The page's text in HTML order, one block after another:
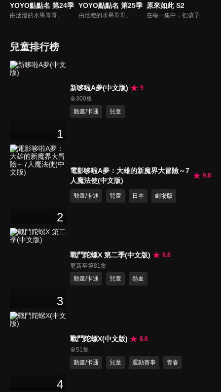
YOYO點點名 第24季
由活潑的水果哥哥、姐姐們所主持的特別節目，並且帶著小朋友一起唱唱跳跳，藉由自製兒歌和體適能專家強詩雲老師特別設計的肢體動作，來強化兒童律動與協調能力，並進而促進親子間的親密關係。
YOYO點點名 第25季
由活潑的水果哥哥、姐姐們所主持的特別節目，並且帶著小朋友一起唱唱跳跳，藉由自製兒歌和體適能專家強詩雲老師特別設計的肢體動作，來強化兒童律動與協調能力，並進而促進親子間的親密關係。
原來如此 S2
在每一集中，把孩子在生活中最常遇到的問題，以情境劇的方式解答，並搭配鮮豔的色彩、可愛的動畫元素及哥哥姐姐豐富的表演，吸引孩童目光。除了精彩的節目內容外，也加入客家話生活用語教學，讓孩童在收視節目的過程中，自然而然學會客語。
兒童排行榜
1
新哆啦A夢(中文版)
9
全300集
動畫/卡通
兒童
2
電影哆啦A夢：大雄的新魔界大冒險～7
人魔法使(中文版)
9.8
動畫/卡通 兒童 日本 劇場版
3
戰鬥陀螺X 第二季(中文版)
8.8
更新至第81集
動畫/卡通
兒童 熱血
4
戰鬥陀螺X(中文版)
8.8
全51集
動畫/卡通
兒童 運動賽事 青春